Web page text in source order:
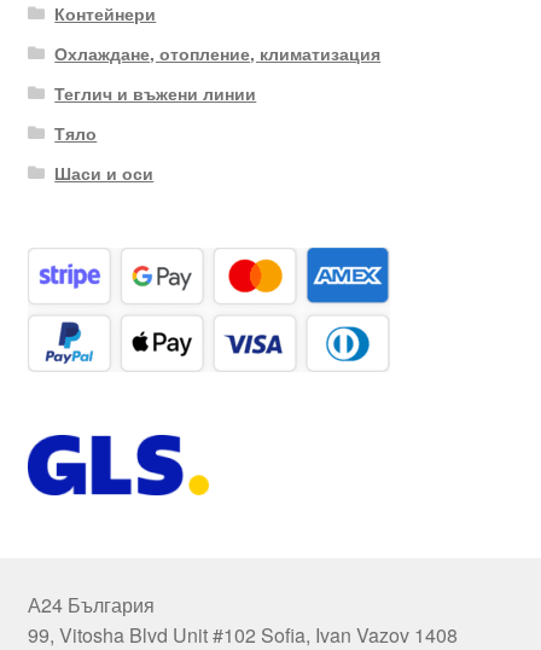
Контейнери
Охлаждане, отопление, климатизация
Теглич и въжени линии
Тяло
Шаси и оси
А24 България
99, Vitosha Blvd Unit #102 Sofia, Ivan Vazov 1408